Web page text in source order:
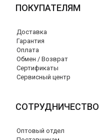
ПОКУПАТЕЛЯМ
Доставка
Гарантия
Оплата
Обмен / Возврат
Сертификаты
Сервисный центр
СОТРУДНИЧЕСТВО
Оптовый отдел